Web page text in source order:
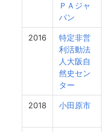
ＰＡジャ
パン
2016
特定非営
利活動法
人大阪自
然史セン
ター
2018 小田原市